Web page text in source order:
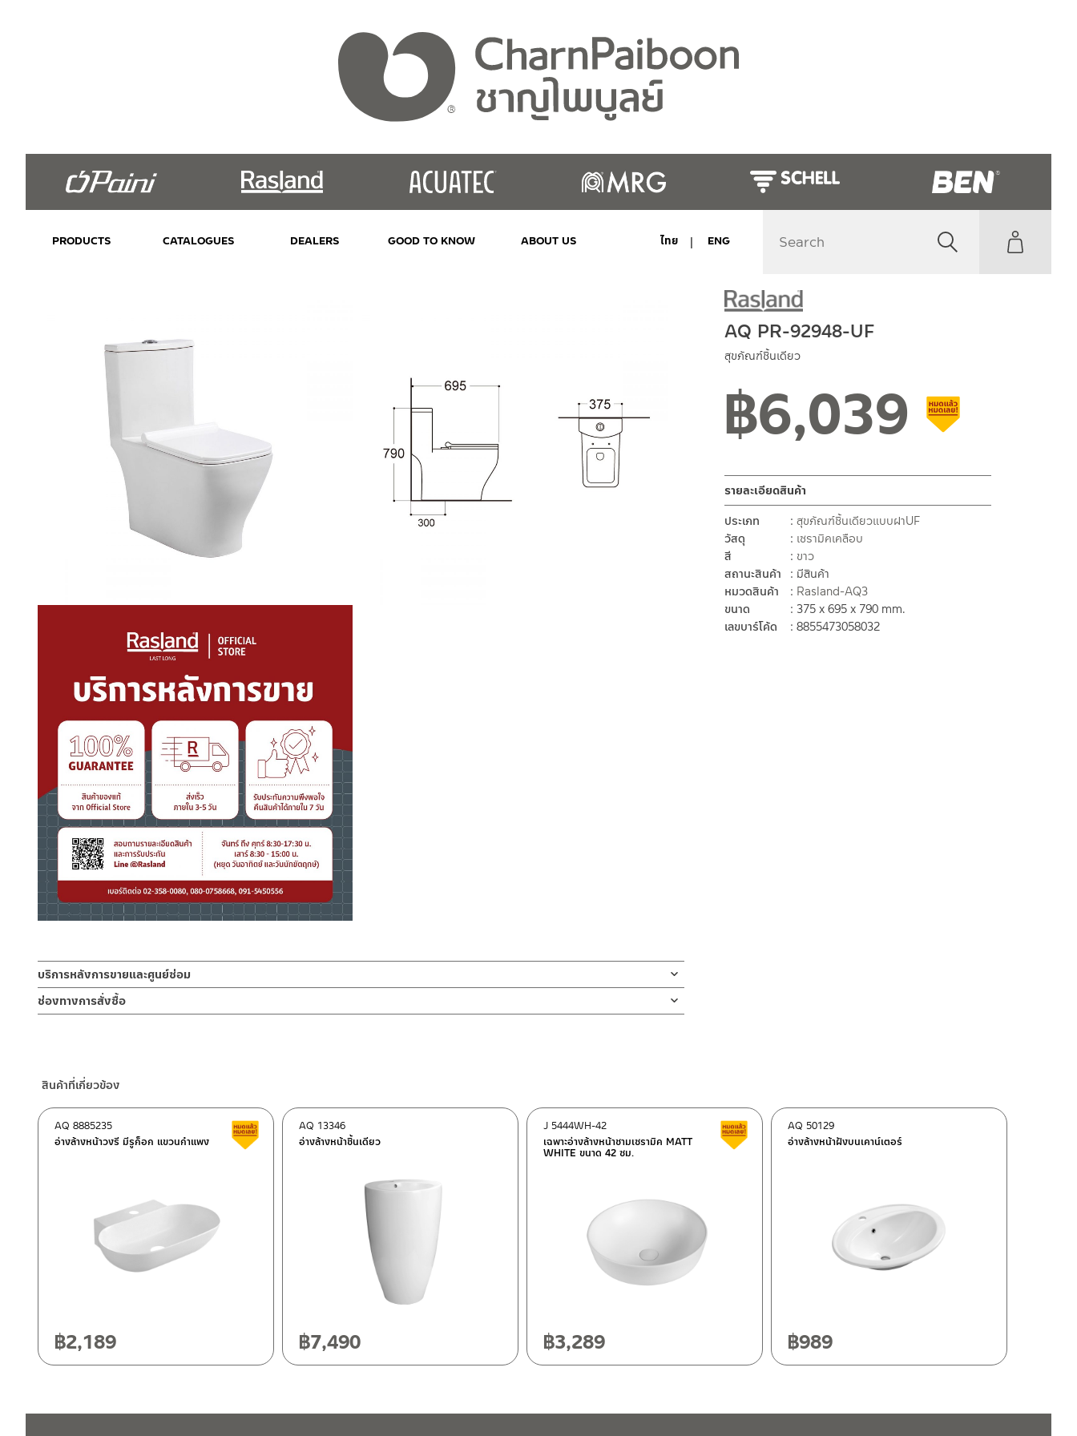
PRODUCTS CATALOGUES DEALERS GOOD TO KNOW ABOUT US ไทย ENG
AQ PR-92948-UF
สุขภัณฑ์​ชิ้นเดียว
฿6,039
รายละเอียดสินค้า
ประเภท
สุขภัณฑ์​ชิ้นเดียวแบบฝาUF
วัสดุ
เซรามิคเคลือบ
สี
ขาว
สถานะสินค้า
มีสินค้า
หมวดสินค้า
Rasland-AQ3
ขนาด
375 x 695 x 790 mm.
เลขบาร์โค้ด
8855473058032
บริการหลังการขายและศูนย์ซ่อม
ช่องทางออนไลน์
– Email: contact@charnpaiboon.com
662/61-62 ถนน พระราม3 แขวงบางโพงพาง เขตยานนาวา กรุงเทพฯ 10120
โทร: 02-358-0080 / 080-075-8668 / 091-545-0556
โทร: 080-075-2626
วันเสาร์ เวลา 8:30-15:00 น.
ช่องทางการสั่งซื้อ
–Lazada
ติดต่อพนักงานขาย / Contact Sales Staff
โทร: 02-285-5795
สินค้าที่เกี่ยวข้อง
อ่างล้างหน้าวงรี มีรูก็อก แขวนกำแพง
AQ 8885235 สินค้าลดราคา เคลียร์สต็อก
฿2,189
อ่างล้างหน้าชิ้นเดียว
AQ 13346
฿7,490
เฉพาะอ่างล้างหน้าชามเซรามิค MATT
WHITE ขนาด 42 ซม.
J 5444WH-42 สินค้าลดราคา เคลียร์สต็อก
฿3,289
อ่างล้างหน้าฝังบนเคาน์เตอร์
AQ 50129
฿989